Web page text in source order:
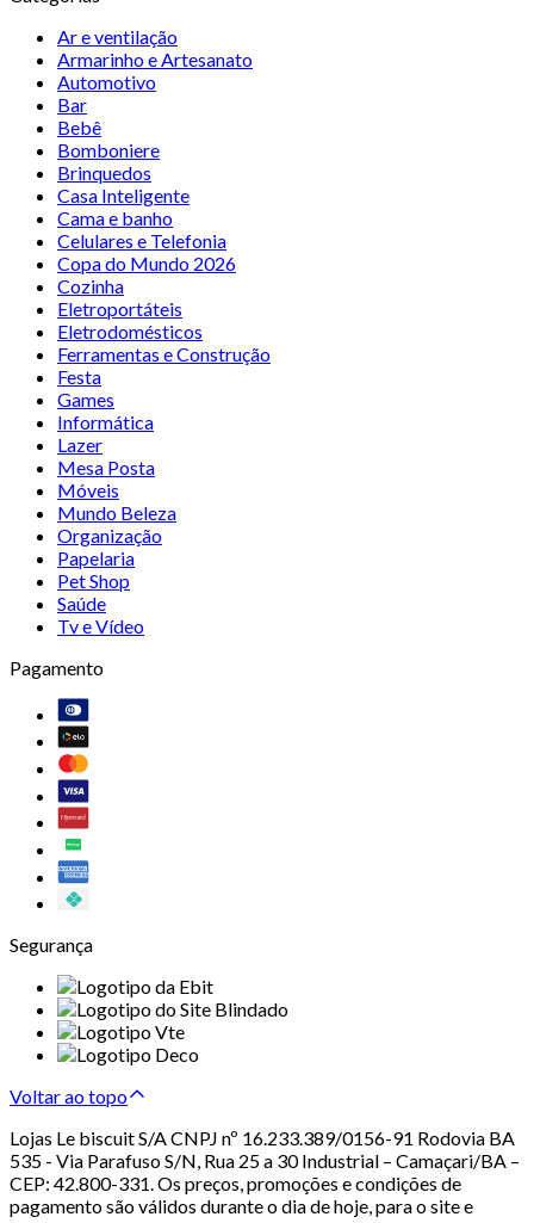
Ar e ventilação
Armarinho e Artesanato
Automotivo
Bar
Bebê
Bomboniere
Brinquedos
Casa Inteligente
Cama e banho
Celulares e Telefonia
Copa do Mundo 2026
Cozinha
Eletroportáteis
Eletrodomésticos
Ferramentas e Construção
Festa
Games
Informática
Lazer
Mesa Posta
Móveis
Mundo Beleza
Organização
Papelaria
Pet Shop
Saúde
Tv e Vídeo
Pagamento
Segurança
Voltar ao topo
Lojas Le biscuit S/A CNPJ nº 16.233.389/0156-91 Rodovia BA
535 - Via Parafuso S/N, Rua 25 a 30 Industrial – Camaçari/BA –
CEP: 42.800-331. Os preços, promoções e condições de
pagamento são válidos durante o dia de hoje, para o site e